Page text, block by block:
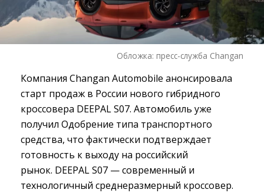
Обложка: пресс-служба Changan
Компания Changan Automobile анонсировала
старт продаж в России нового гибридного
кроссовера DEEPAL S07. Автомобиль уже
получил Одобрение типа транспортного
средства, что фактически подтверждает
готовность к выходу на российский
рынок. DEEPAL S07 — современный и
технологичный среднеразмерный кроссовер.